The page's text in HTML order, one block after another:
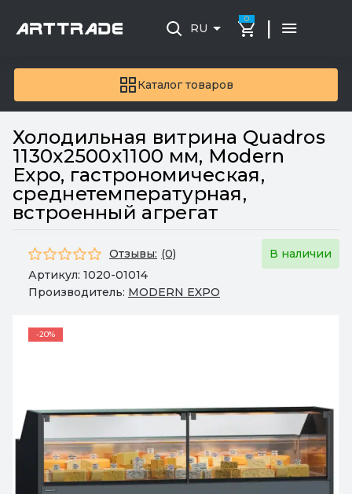
Каталог товаров
RU
0 |
Холодильная витрина Quadros
1130х2500х1100 мм, Modern
Expo, гастрономическая,
среднетемпературная,
встроенный агрегат
Отзывы: (0)
В наличии
Артикул: 1020-01014
Производитель: MODERN EXPO
-20%